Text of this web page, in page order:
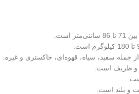
است.
جمله سفید، سیاه، قهوه‌ای، خاکستری و غیره.
و ظریف است.
و بلند است.